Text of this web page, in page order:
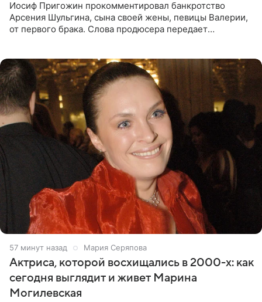
Иосиф Пригожин прокомментировал банкротство
Арсения Шульгина, сына своей жены, певицы Валерии,
от первого брака. Слова продюсера передает
57 минут назад Мария Серяпова
Актриса, которой восхищались в 2000-х: как
сегодня выглядит и живет Марина
Могилевская